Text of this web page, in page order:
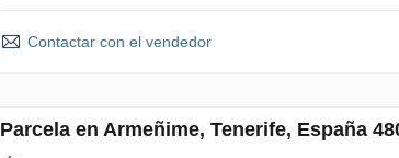
Contactar con el vendedor
Parcela en Armeñime, Tenerife, España